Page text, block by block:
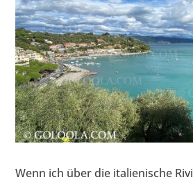
Wenn ich über die italienische